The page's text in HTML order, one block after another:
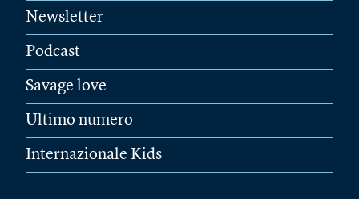
Newsletter
Podcast
Savage love
Ultimo numero
Internazionale Kids